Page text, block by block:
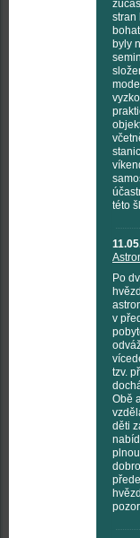
stran
byly
této
Po
v
tzv.
Obě
děti